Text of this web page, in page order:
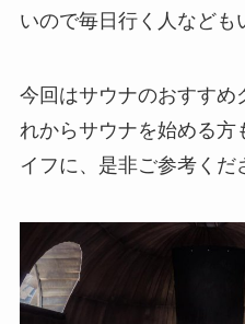
いので毎日行く人なども
今回はサウナのおすすめ
れからサウナを始める方
イフに、是非ご参考くだ